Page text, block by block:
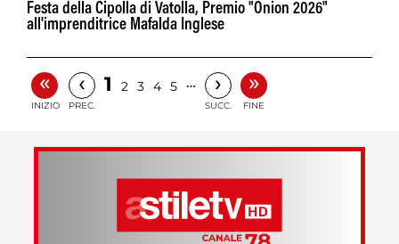
Festa della Cipolla di Vatolla, Premio "Onion 2026"
all'imprenditrice Mafalda Inglese
«
INIZIO
‹
PREC.
1 2 3 4 5 … ›
SUCC.
»
FINE